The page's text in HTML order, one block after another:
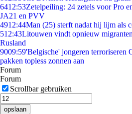
6412:53Zetelpeiling: 24 zetels voor Pro
JA21 en PVV
4912:44Man (25) sterft nadat hij lijm als
512:43Litouwen vindt opnieuw
Rusland
9009:59'Belgische' jongeren terroriseren
pakken topless zonnen aan
Forum
Forum
Scrollbar gebruiken
opslaan